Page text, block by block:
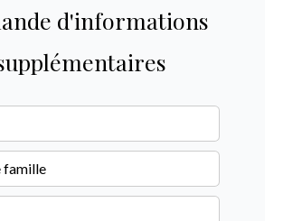
d'informations